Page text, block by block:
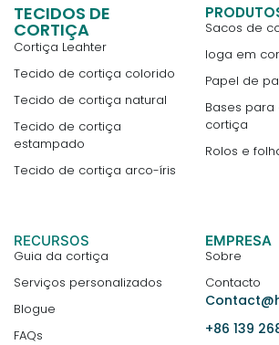
TECIDOS DE
CORTIÇA
Cortiça Leahter
Tecido de cortiça colorido
Tecido de cortiça natural
Tecido de cortiça
estampado
Tecido de cortiça arco-íris
Sacos de
Ioga em
Papel de
Bases
cortiça
Rolos e
RECURSOS
Guia da cortiça
Serviços personalizados
Blogue
FAQs
EMPRESA
Sobre
Contacto
+86 139